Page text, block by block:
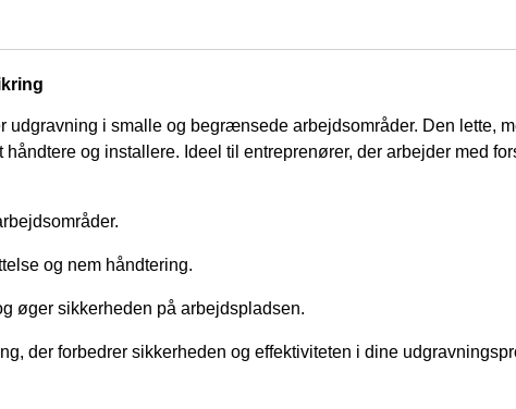
i smalle og begrænsede arbejdsområder. Den lette,
og installere. Ideel til entreprenører, der arbejder med
og nem håndtering.
øger sikkerheden på arbejdspladsen.
der forbedrer sikkerheden og effektiviteten i dine